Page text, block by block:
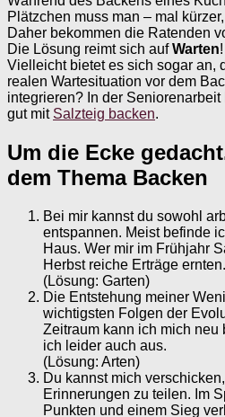
Plätzchen muss man – mal
Daher bekommen die Ratenden
Die Lösung reimt sich aufWarten!
Vielleicht bietet es sich sogar an,
realen Wartesituation vor dem
integrieren? In der
gut mit Salzteig backen.
Um die Ecke
dem Thema Backen
Bei mir kannst du sowohl
entspannen. Meist befinde
Haus. Wer mir im Frühjahr
Herbst reiche Erträge ernten.
(Lösung: Garten)
Die Entstehung meiner
wichtigsten Folgen der
Zeitraum kann ich mich neu
ich leider auch aus.
(Lösung: Arten)
Du kannst mich
Erinnerungen zu teilen. Im
Punkten und einem Sieg